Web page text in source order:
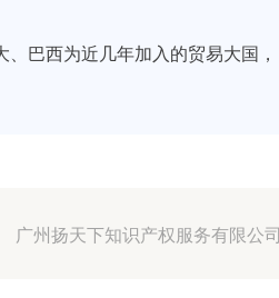
巴西为近几年加入的贸易大国，
广州扬天下知识产权服务有限公司